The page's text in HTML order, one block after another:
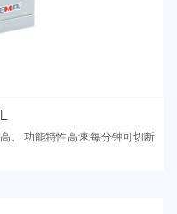
。 功能特性高速:每分钟可切断